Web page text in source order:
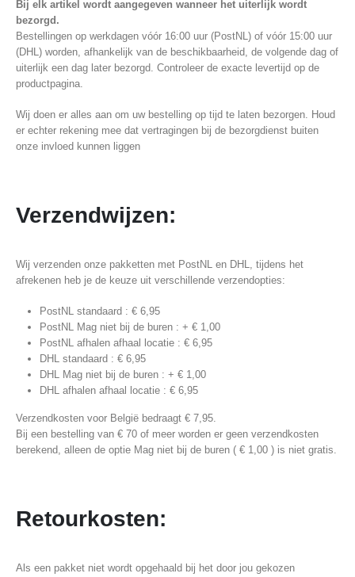
Bij elk artikel wordt aangegeven wanneer het uiterlijk wordt
bezorgd.
Bestellingen op werkdagen vóór 16:00 uur (PostNL) of vóór 15:00 uur
(DHL) worden, afhankelijk van de beschikbaarheid, de volgende dag of
uiterlijk een dag later bezorgd. Controleer de exacte levertijd op de
productpagina.
Wij doen er alles aan om uw bestelling op tijd te laten bezorgen. Houd
er echter rekening mee dat vertragingen bij de bezorgdienst buiten
onze invloed kunnen liggen
Verzendwijzen:
Wij verzenden onze pakketten met PostNL en DHL, tijdens het
afrekenen heb je de keuze uit verschillende verzendopties:
PostNL standaard : € 6,95
PostNL Mag niet bij de buren : + € 1,00
PostNL afhalen afhaal locatie : € 6,95
DHL standaard : € 6,95
DHL Mag niet bij de buren : + € 1,00
DHL afhalen afhaal locatie : € 6,95
Verzendkosten voor België bedraagt € 7,95.
Bij een bestelling van € 70 of meer worden er geen verzendkosten
berekend, alleen de optie Mag niet bij de buren ( € 1,00 ) is niet gratis.
Retourkosten:
Als een pakket niet wordt opgehaald bij het door jou gekozen